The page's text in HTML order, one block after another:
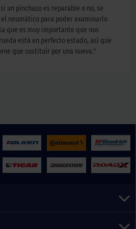
un pinchazo es reparable o no, se
neumático para poder examinarlo
que es muy importante que nos
está en perfecto estado, así que
que sustituir por una nueva."